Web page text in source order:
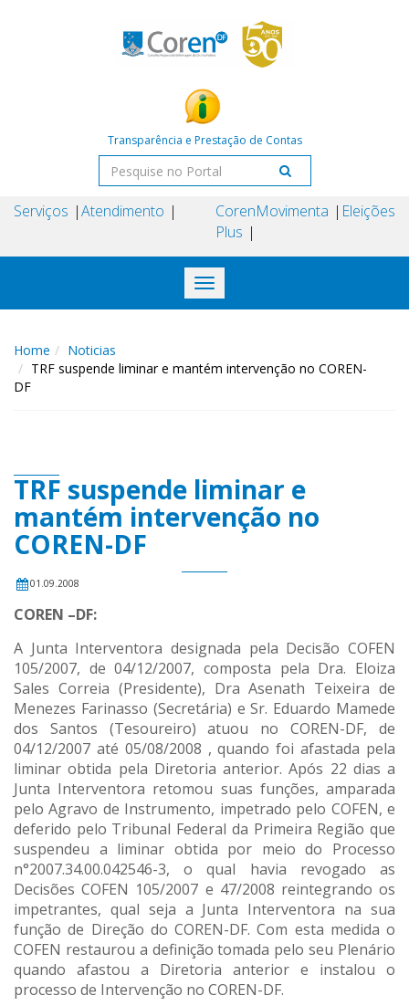
Transparência e Prestação de Contas
Serviços Atendimento
Coren
Plus
Movimenta Eleições
Toggle
navigation
Home
Noticias
TRF suspende liminar e mantém intervenção no COREN-
DF
TRF suspende liminar e
mantém intervenção no
COREN-DF
01.09.2008
COREN –DF:
A Junta Interventora designada pela Decisão COFEN
105/2007, de 04/12/2007, composta pela Dra. Eloiza
Sales Correia (Presidente), Dra Asenath Teixeira de
Menezes Farinasso (Secretária) e Sr. Eduardo Mamede
dos Santos (Tesoureiro) atuou no COREN-DF, de
04/12/2007 até 05/08/2008 , quando foi afastada pela
liminar obtida pela Diretoria anterior. Após 22 dias a
Junta Interventora retomou suas funções, amparada
pelo Agravo de Instrumento, impetrado pelo COFEN, e
deferido pelo Tribunal Federal da Primeira Região que
suspendeu a liminar obtida por meio do Processo
n°2007.34.00.042546-3, o qual havia revogado as
Decisões COFEN 105/2007 e 47/2008 reintegrando os
impetrantes, qual seja a Junta Interventora na sua
função de Direção do COREN-DF. Com esta medida o
COFEN restaurou a definição tomada pelo seu Plenário
quando afastou a Diretoria anterior e instalou o
processo de Intervenção no COREN-DF.